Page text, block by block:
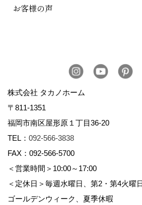
お客様の声
株式会社 タカノホーム
〒811-1351
福岡市南区屋形原１丁目36-20
TEL： 092-566-3838
FAX：092-566-5700
＜営業時間＞10:00～17:00
＜定休日＞毎週水曜日、第2・第4火曜
ゴールデンウィーク、夏季休暇